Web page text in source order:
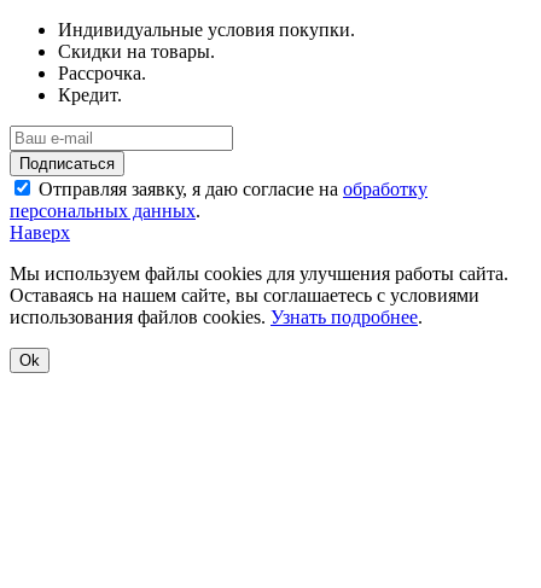
Индивидуальные условия покупки.
Скидки на товары.
Рассрочка.
Кредит.
Отправляя заявку, я даю согласие на обработку
персональных данных.
Наверх
Мы используем файлы cookies для улучшения работы сайта.
Оставаясь на нашем сайте, вы соглашаетесь с условиями
использования файлов cookies. Узнать подробнее.
Ok